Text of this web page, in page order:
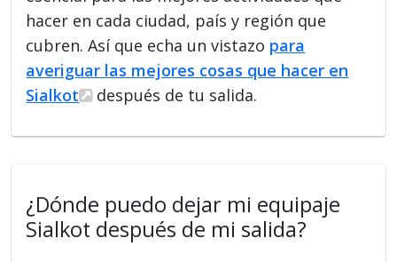
hacer en cada ciudad, país y región que
cubren. Así que echa un vistazo para
averiguar las mejores cosas que hacer en
Sialkot
después de tu salida.
¿Dónde puedo dejar mi equipaje
Sialkot después de mi salida?